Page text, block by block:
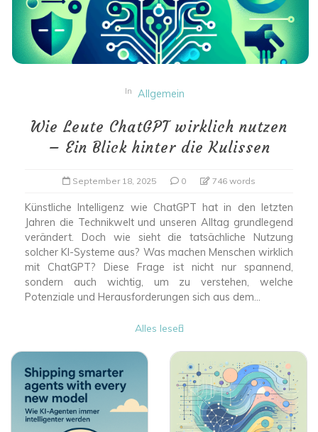
In Allgemein
Wie Leute ChatGPT wirklich nutzen
– Ein Blick hinter die Kulissen
September 18, 2025 0 746 words
Künstliche Intelligenz wie ChatGPT hat in den letzten
Jahren die Technikwelt und unseren Alltag grundlegend
verändert. Doch wie sieht die tatsächliche Nutzung
solcher KI-Systeme aus? Was machen Menschen wirklich
mit ChatGPT? Diese Frage ist nicht nur spannend,
sondern auch wichtig, um zu verstehen, welche
Potenziale und Herausforderungen sich aus dem...
Alles lesen